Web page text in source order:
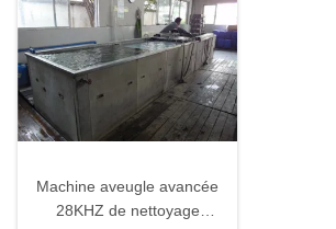
Machine aveugle avancée
28KHZ de nettoyage